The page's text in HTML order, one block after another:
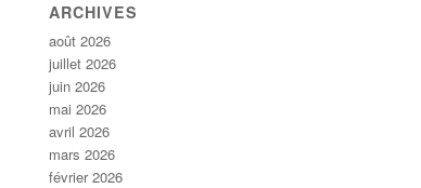
ARCHIVES
août 2026
juillet 2026
juin 2026
mai 2026
avril 2026
mars 2026
février 2026